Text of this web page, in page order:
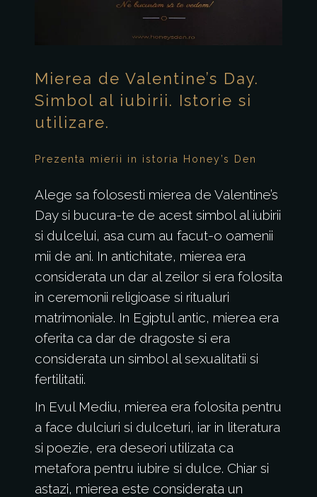
Mierea de Valentine’s Day.
Simbol al iubirii. Istorie si
utilizare.
Prezenta mierii in istoria Honey’s Den
Alege sa folosesti mierea de Valentine’s
Day si bucura-te de acest simbol al iubirii
si dulcelui, asa cum au facut-o oamenii
mii de ani. In antichitate, mierea era
considerata un dar al zeilor si era folosita
in ceremonii religioase si ritualuri
matrimoniale. In Egiptul antic, mierea era
oferita ca dar de dragoste si era
considerata un simbol al sexualitatii si
fertilitatii.
In Evul Mediu, mierea era folosita pentru
a face dulciuri si dulceturi, iar in literatura
si poezie, era deseori utilizata ca
metafora pentru iubire si dulce. Chiar si
astazi, mierea este considerata un